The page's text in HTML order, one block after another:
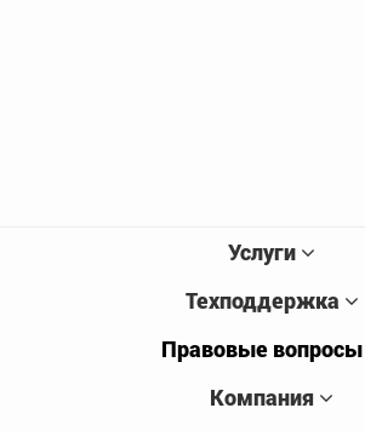
Услуги
Техподдержка
Правовые вопросы
Компания